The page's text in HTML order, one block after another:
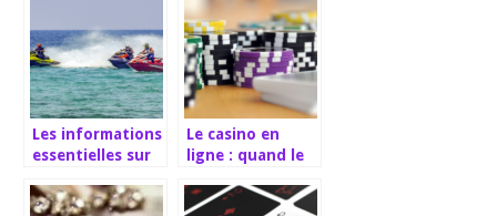
Les informations
essentielles sur
Le casino en
ligne : quand le
limites du reel